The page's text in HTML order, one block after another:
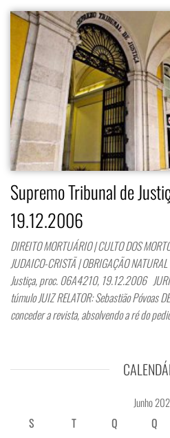
Supremo Tribunal de
19.12.2006
DIREITO MORTUÁRIO | CULTO DOS
JUDAICO-CRISTÃ | OBRIGAÇÃO
Justiça, proc. 06A4210, 19.12.2006
túmulo JUIZ RELATOR: Sebastião Póvoas
conceder a revista, absolvendo a ré do
Junho
S
T Q Q